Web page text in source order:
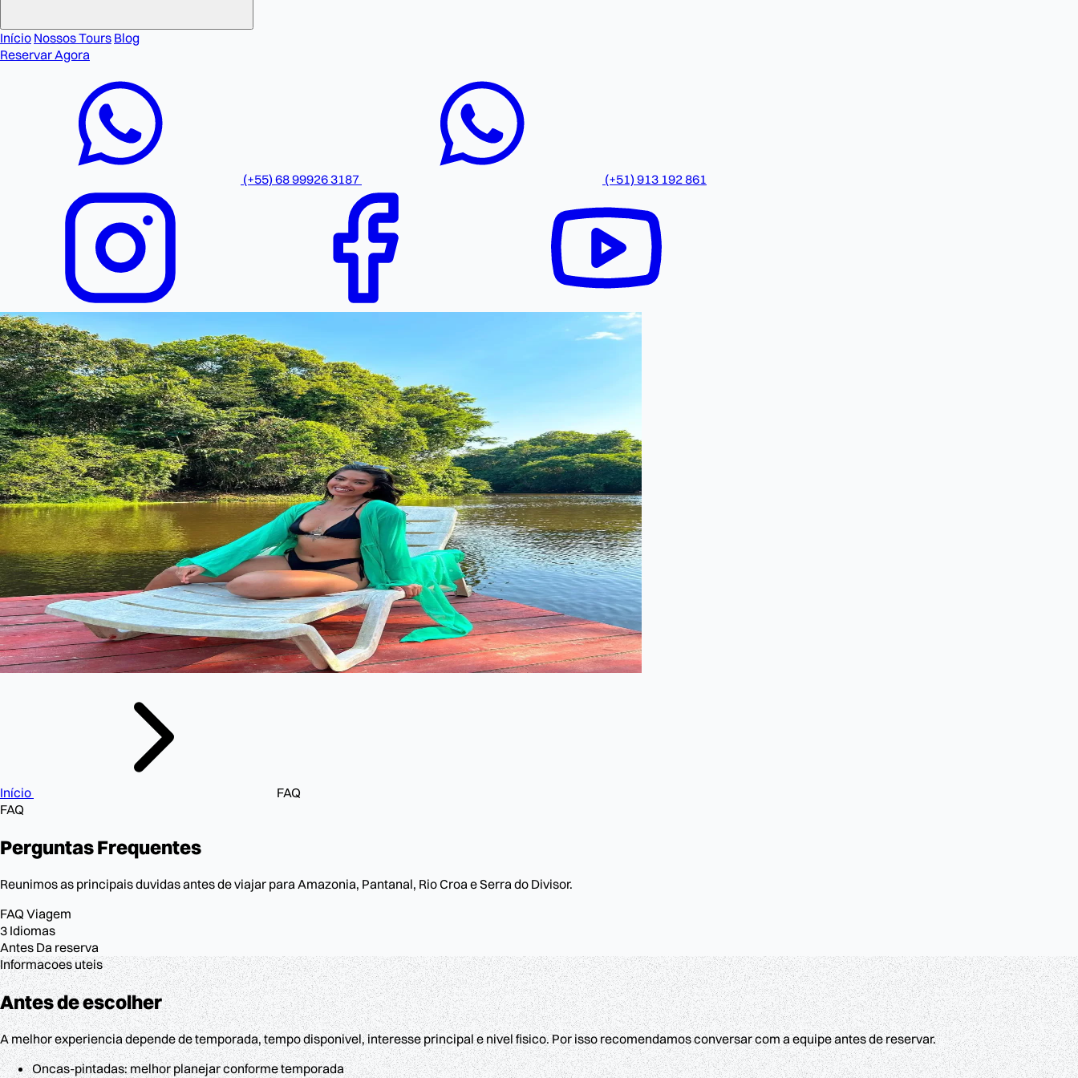
Início Nossos Tours Blog
Reservar Agora
(+55) 68 99926 3187 (+51) 913 192 861
Início
FAQ
FAQ
PerguntasFrequentes
Reunimos as principais duvidas antes de viajar para Amazonia, Pantanal, Rio Croa e Serra do Divisor.
FAQ Viagem
3 Idiomas
Antes Da reserva
Informacoes uteis
Antes de escolher
A melhor experiencia depende de temporada, tempo disponivel, interesse principal e nivel fisico. Por isso recomendamos conversar com a equipe antes de reservar.
Oncas-pintadas: melhor planejar conforme temporada